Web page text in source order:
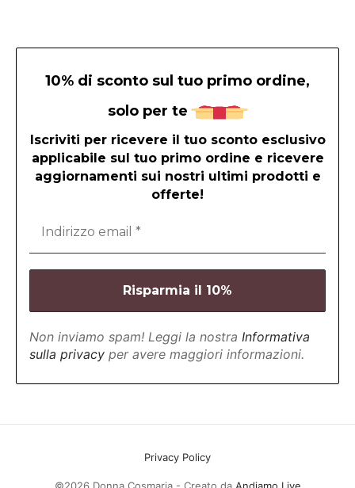
10% di sconto sul tuo primo ordine,
solo per te
Iscriviti per ricevere il tuo sconto esclusivo
applicabile sul tuo primo ordine e ricevere
aggiornamenti sui nostri ultimi prodotti e
offerte!
Non inviamo spam! Leggi la nostra Informativa
sulla privacy per avere maggiori informazioni.
Privacy Policy